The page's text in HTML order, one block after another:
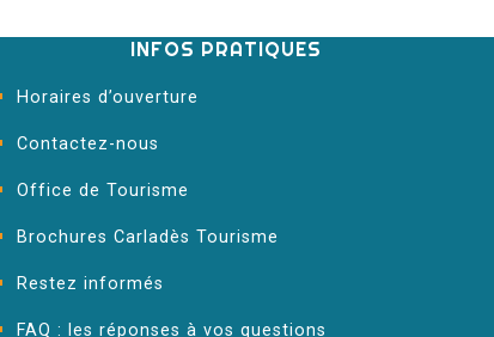
INFOS PRATIQUES
Horaires d’ouverture
Contactez-nous
Office de Tourisme
Brochures Carladès Tourisme
Restez informés
FAQ : les réponses à vos questions